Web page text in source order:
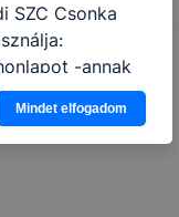
SZC Csonka
-annak
leginkább,
élményt, ha
és hogyan
Mindet elfogadom